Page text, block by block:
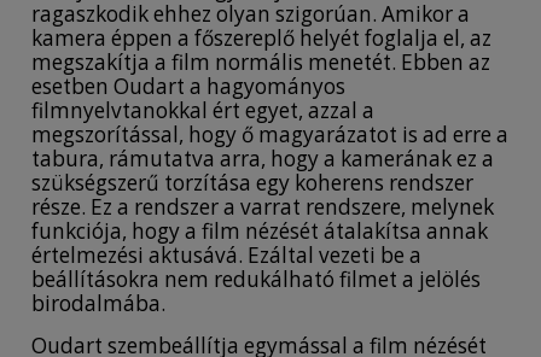
ragaszkodik ehhez olyan szigorúan. Amikor a
kamera éppen a főszereplő helyét foglalja el, az
megszakítja a film normális menetét. Ebben az
esetben Oudart a hagyományos
filmnyelvtanokkal ért egyet, azzal a
megszorítással, hogy ő magyarázatot is ad erre a
tabura, rámutatva arra, hogy a kamerának ez a
szükségszerű torzítása egy koherens rendszer
része. Ez a rendszer a varrat rendszere, melynek
funkciója, hogy a film nézését átalakítsa annak
értelmezési aktusává. Ezáltal vezeti be a
beállításokra nem redukálható filmet a jelölés
birodalmába.
Oudart szembeállítja egymással a film nézését